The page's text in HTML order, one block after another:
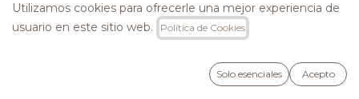
las 24 horas del día, los 7 días de la semana.
Gracias a su innovadora tecnología biomimética,
forma específica en las zonas dañadas del cabello,
reparando y restaurando su estructura y su salud.
Utilizamos cookies para ofrecerle una mejor experiencia de
usuario en este sitio web.
Política de Cookies
Solo esenciales Acepto